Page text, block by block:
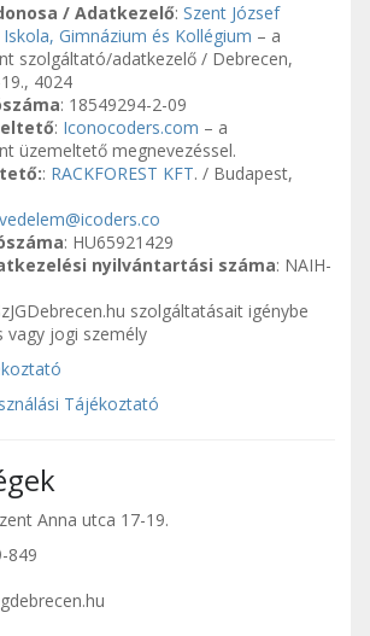
/ Adatkezelő: Szent József
Gimnázium és Kollégium – a
szolgáltató/adatkezelő / Debrecen,
4024
: 18549294-2-09
: Iconocoders.com – a
üzemeltető megnevezéssel.
: RACKFOREST KFT. / Budapest,
: HU65921429
nyilvántartási száma: NAIH-
szolgáltatásait igénybe
vagy jogi személy
Tájékoztató
Anna utca 17-19.
849